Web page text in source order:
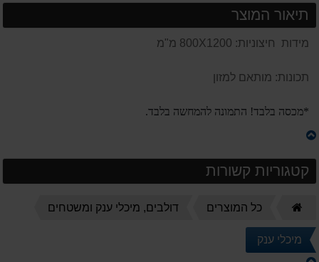
תיאור המוצר
מידות חיצוניות: 800X1200 מ"מ
תכונות: מותאם למזון
*מכסה בלבד! התמונה להמחשה בלבד.
קטגוריות קשורות
כל המוצרים דולבים, מיכלי ענק ומשטחים
מיכלי ענק